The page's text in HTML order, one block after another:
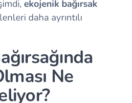
ekojenik bağırsak
daha ayrıntılı
Ne